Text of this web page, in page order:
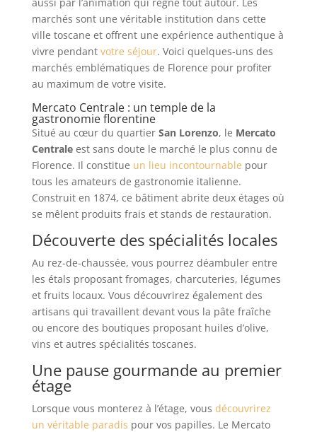
marchés sont une véritable institution dans cette
ville toscane et offrent une expérience authentique à
vivre pendant votre séjour. Voici quelques-uns des
marchés emblématiques de Florence pour profiter
au maximum de votre visite.
Mercato Centrale : un temple de la
gastronomie florentine
Situé au cœur du quartier San Lorenzo, le Mercato
Centraleest sans doute le marché le plus connu de
Florence. Il constitue un lieu incontournable pour
tous les amateurs de gastronomie italienne.
Construit en 1874, ce bâtiment abrite deux étages où
se mêlent produits frais et stands de restauration.
Découverte des spécialités locales
Au rez-de-chaussée, vous pourrez déambuler entre
les étals proposant fromages, charcuteries, légumes
et fruits locaux. Vous découvrirez également des
artisans qui travaillent devant vous la pâte fraîche
ou encore des boutiques proposant huiles d’olive,
vins et autres spécialités toscanes.
Une pause gourmande au premier
étage
Lorsque vous monterez à l’étage, vous découvrirez
un véritable paradis pour vos papilles. Le Mercato